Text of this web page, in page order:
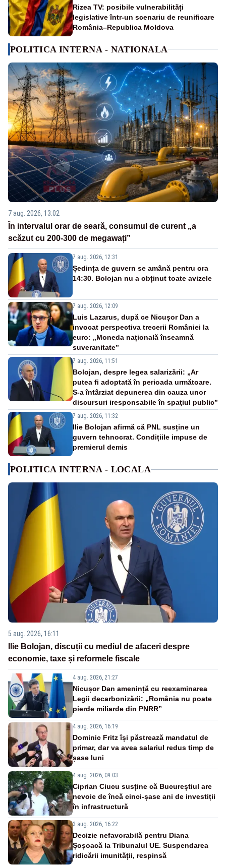
Rizea TV: posibile vulnerabilități
legislative într-un scenariu de reunificare
România–Republica Moldova
POLITICA INTERNA - NATIONALA
7 aug. 2026, 13:02
În intervalul orar de seară, consumul de curent „a
scăzut cu 200-300 de megawați”
7 aug. 2026, 12:31
Ședința de guvern se amână pentru ora
14:30. Bolojan nu a obținut toate avizele
7 aug. 2026, 12:09
Luis Lazarus, după ce Nicușor Dan a
invocat perspectiva trecerii României la
euro: „Moneda națională înseamnă
suveranitate”
7 aug. 2026, 11:51
Bolojan, despre legea salarizării: „Ar
putea fi adoptată în perioada următoare.
S-a întârziat depunerea din cauza unor
discursuri iresponsabile în spaţiul public”
7 aug. 2026, 11:32
Ilie Bolojan afirmă că PNL susține un
guvern tehnocrat. Condițiile impuse de
premierul demis
POLITICA INTERNA - LOCALA
5 aug. 2026, 16:11
Ilie Bolojan, discuții cu mediul de afaceri despre
economie, taxe și reformele fiscale
4 aug. 2026, 21:27
Nicușor Dan amenință cu reexaminarea
Legii decarbonizării: „România nu poate
pierde miliarde din PNRR”
4 aug. 2026, 16:19
Dominic Fritz își păstrează mandatul de
primar, dar va avea salariul redus timp de
șase luni
4 aug. 2026, 09:03
Ciprian Ciucu susține că Bucureștiul are
nevoie de încă cinci-șase ani de investiții
în infrastructură
3 aug. 2026, 16:22
Decizie nefavorabilă pentru Diana
Șoșoacă la Tribunalul UE. Suspendarea
ridicării imunității, respinsă